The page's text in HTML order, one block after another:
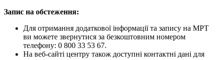
Запис на обстеження:
Для отримання додаткової інформації та запису на МРТ
ви можете звернутися за безкоштовним номером
телефону: 0 800 33 53 67.
На веб-сайті центру також доступні контактні дані для